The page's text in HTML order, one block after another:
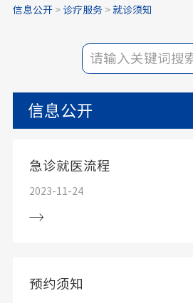
信息公开> 诊疗服务 > 就诊须知
信息公开
急诊就医流程
2023-11-24
预约须知